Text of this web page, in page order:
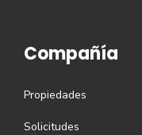
Compañía
Propiedades
Solicitudes